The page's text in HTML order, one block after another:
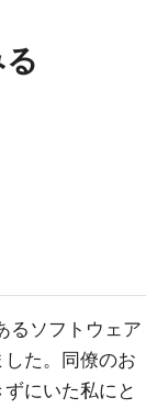
るソフトウェア
た。同僚のお
にいた私にと